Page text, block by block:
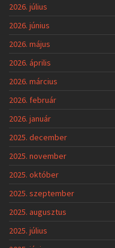
2026. július
2026. június
2026. május
2026. április
2026. március
2026. február
2026. január
2025. december
2025. november
2025. október
2025. szeptember
2025. augusztus
2025. július